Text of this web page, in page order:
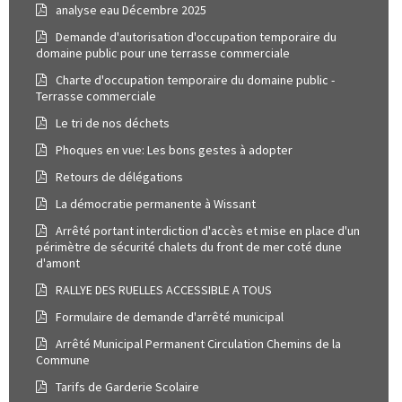
analyse eau Décembre 2025
Demande d'autorisation d'occupation temporaire du
domaine public pour une terrasse commerciale
Charte d'occupation temporaire du domaine public -
Terrasse commerciale
Le tri de nos déchets
Phoques en vue: Les bons gestes à adopter
Retours de délégations
La démocratie permanente à Wissant
Arrêté portant interdiction d'accès et mise en place d'un
périmètre de sécurité chalets du front de mer coté dune
d'amont
RALLYE DES RUELLES ACCESSIBLE A TOUS
Formulaire de demande d'arrêté municipal
Arrêté Municipal Permanent Circulation Chemins de la
Commune
Tarifs de Garderie Scolaire